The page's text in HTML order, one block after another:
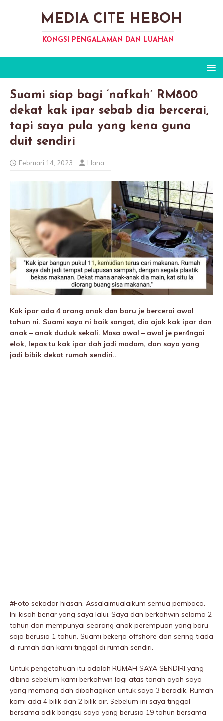
MEDIA CITE HEBOH
KONGSI PENGALAMAN DAN LUAHAN
Suami siap bagi ‘nafkah’ RM800
dekat kak ipar sebab dia bercerai,
tapi saya pula yang kena guna
duit sendiri
Februari 14, 2023 Hana
Kak ipar ada 4 orang anak dan baru je bercerai awal
tahun ni. Suami saya ni baik sangat, dia ajak kak ipar dan
anak – anak duduk sekali. Masa awal – awal je per4ngai
elok, lepas tu kak ipar dah jadi madam, dan saya yang
jadi bibik dekat rumah sendiri..
#Foto sekadar hiasan. Assalaimualaikum semua pembaca.
Ini kisah benar yang saya lalui. Saya dan berkahwin selama 2
tahun dan mempunyai seorang anak perempuan yang baru
saja berusia 1 tahun. Suami bekerja offshore dan sering tiada
di rumah dan kami tinggal di rumah sendiri.
Untuk pengetahuan itu adalah RUMAH SAYA SENDIRI yang
dibina sebelum kami berkahwin lagi atas tanah ayah saya
yang memang dah dibahagikan untuk saya 3 beradik. Rumah
kami ada 4 bilik dan 2 bilik air. Sebelum ini saya tinggal
bersama adik bongsu saya yang berusia 19 tahun bersama